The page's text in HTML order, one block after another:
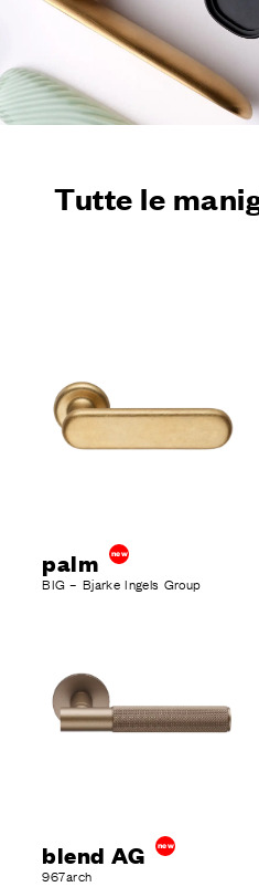
Tutte le
palm new
BIG – Bjarke Ingels Group
blend AG new
967arch